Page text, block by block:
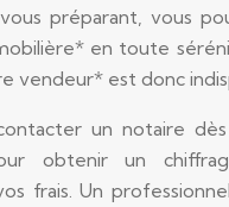
préparant, vous
en toute
vendeur* est donc
un notaire
obtenir un
frais. Un